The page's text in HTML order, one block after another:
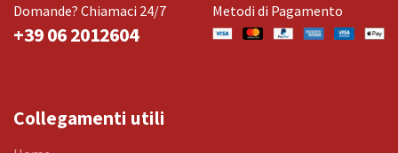
Domande? Chiamaci 24/7
+39 06 2012604
Metodi di Pagamento
Collegamenti utili